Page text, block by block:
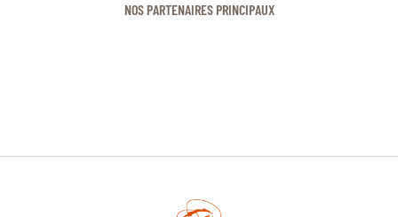
NOS PARTENAIRES PRINCIPAUX